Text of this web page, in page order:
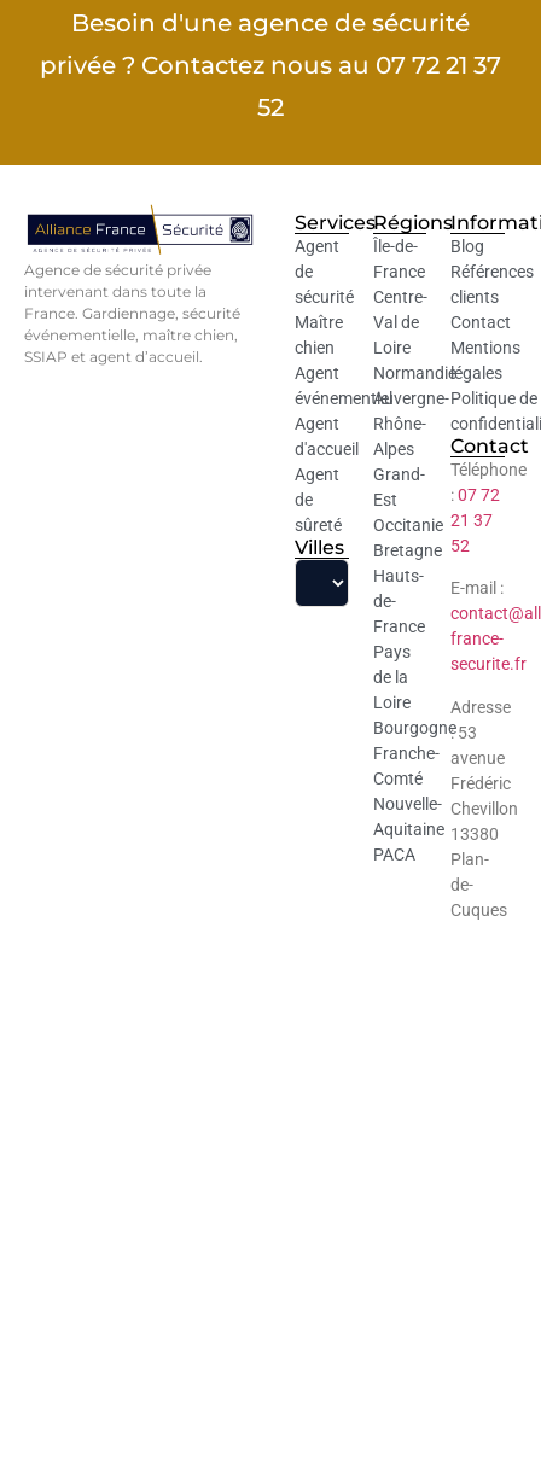
Besoin d'une agence de sécurité
privée ? Contactez nous au 07 72 21 37
52
Agence de sécurité privée
intervenant dans toute la
France. Gardiennage, sécurité
événementielle, maître chien,
SSIAP et agent d’accueil.
Services
Agent
de
sécurité
Maître
chien
Agent
événementiel
Agent
d'accueil
Agent
de
sûreté
Villes
Régions
Île-de-
France
Centre-
Val de
Loire
Normandie
Auvergne-
Rhône-
Alpes
Grand-
Est
Occitanie
Bretagne
Hauts-
de-
France
Pays
de la
Loire
Bourgogne
Franche-
Comté
Nouvelle-
Aquitaine
PACA
Blog
Références
clients
Contact
Mentions
légales
Politique de
Contact
Téléphone
:07 72
21 37
52
E-mail :
france-
securite.fr
Adresse
: 53
avenue
Frédéric
Chevillon
13380
Plan-
de-
Cuques